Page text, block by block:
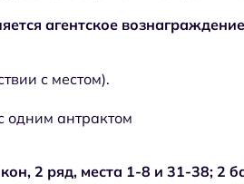
агентское
с местом).
одним антрактом
2 ряд, места 1-8 и 31-38; 2